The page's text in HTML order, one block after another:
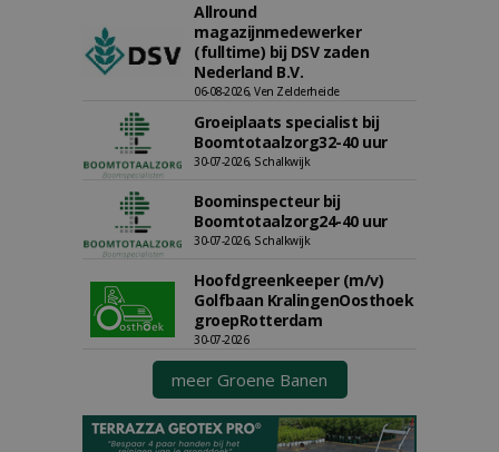
Allround
magazijnmedewerker
(fulltime) bij DSV zaden
Nederland B.V.
06-08-2026, Ven Zelderheide
Groeiplaats specialist bij
Boomtotaalzorg32-40 uur
30-07-2026, Schalkwijk
Boominspecteur bij
Boomtotaalzorg24-40 uur
30-07-2026, Schalkwijk
Hoofdgreenkeeper (m/v)
Golfbaan KralingenOosthoek
groepRotterdam
30-07-2026
meer Groene Banen